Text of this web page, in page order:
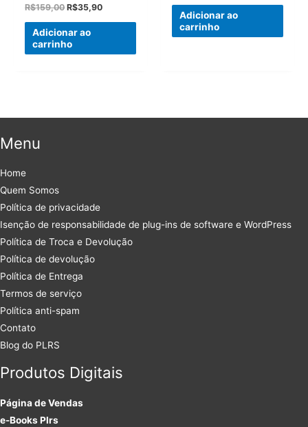
R$159,00O
original
era:
R$159,00.
R$35,90O
Adicionar ao
carrinho
original
era:
R$189,00.
Adicionar ao
carrinho
Menu
Home
Quem Somos
Política de privacidade
Isenção de responsabilidade de plug-ins de software e WordPress
Política de Troca e Devolução
Política de devolução
Política de Entrega
Termos de serviço
Política anti-spam
Contato
Blog do PLRS
Produtos Digitais
Página de Vendas
e-Books Plrs